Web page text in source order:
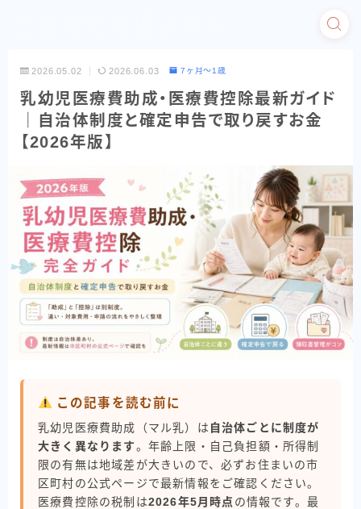
2026.05.02 2026.06.03 7ヶ月〜1歳
乳幼児医療費助成・医療費控除最新ガイド
｜自治体制度と確定申告で取り戻すお金
【2026年版】
この記事を読む前に
乳幼児医療費助成（マル乳）は 自治体ごとに制度が
大きく異なります。年齢上限・自己負担額・所得制
限の有無は地域差が大きいので、必ずお住まいの市
区町村の公式ページで最新情報をご確認ください。
医療費控除の税制は2026年5月時点 の情報です。最